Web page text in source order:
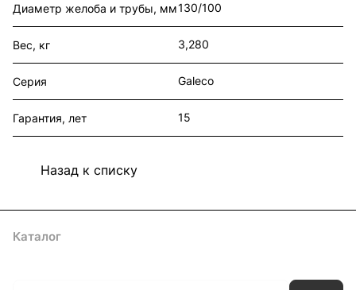
Диаметр желоба и трубы, мм130/100
Вес, кг 3,280
Серия Galeco
Гарантия, лет 15
Назад к списку
Каталог